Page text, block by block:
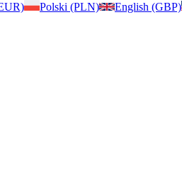
Polski (PLN) English (GBP)